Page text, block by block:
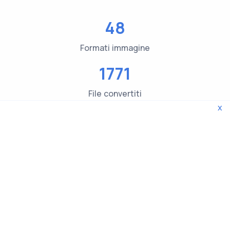
48
Formati immagine
1771
File convertiti
x